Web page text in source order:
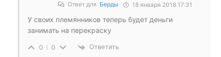
Ответ для Берды 18 января 2018 17:31
У своих племянников теперь будет деньги
занимать на перекраску
0 0 Ответить